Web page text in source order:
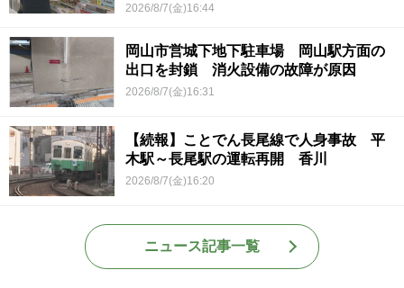
2026/8/7(金)16:44
岡山市営城下地下駐車場 岡山駅方面の
出口を封鎖 消火設備の故障が原因
2026/8/7(金)16:31
【続報】ことでん長尾線で人身事故 平
木駅～長尾駅の運転再開 香川
2026/8/7(金)16:20
ニュース記事一覧